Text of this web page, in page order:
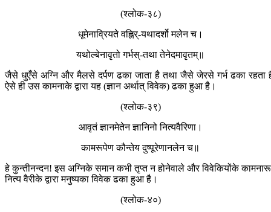
(श्लोक-३८)
धूमेनाव्रियते वह्नि‍र्-यथादर्शो मलेन च।
यथोल्बेनावृतो गर्भस्-तथा तेनेदमावृतम्॥
जैसे धुएँसे अग्नि और मैलसे दर्पण ढका जाता है तथा जैसे जेरसे गर्भ ढका रहता
ऐसे ही उस कामनाके द्वारा यह (ज्ञान अर्थात् विवेक) ढका हुआ है।
(श्लोक-३९)
आवृतं ज्ञानमेतेन ज्ञानिनो नित्यवैरिणा।
कामरूपेण कौन्तेय दुष्पूरेणानलेन च॥
हे कुन्तीनन्दन! इस अग्निके समान कभी तृप्त न होनेवाले और विवेकियोंके
नित्य वैरीके द्वारा मनुष्यका विवेक ढका हुआ है।
(श्लोक-४०)